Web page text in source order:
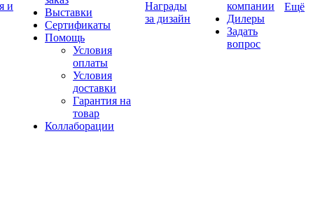
и
Выставки
Сертификаты
Помощь
Условия
оплаты
Условия
доставки
Гарантия на
товар
Коллаборации
Награды
за дизайн
компании
Дилеры
Задать
вопрос
Ещё